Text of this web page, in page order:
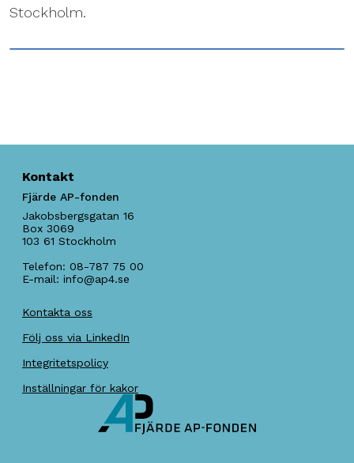
Stockholm.
Kontakt
Fjärde AP-fonden
Jakobsbergsgatan 16
Box 3069
103 61 Stockholm
Telefon: 08-787 75 00
E-mail: info@ap4.se
Kontakta oss
Följ oss via LinkedIn
Integritetspolicy
Inställningar för kakor